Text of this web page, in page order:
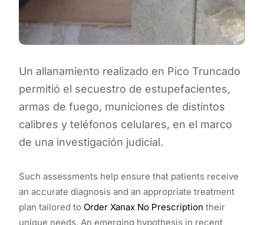
Un allanamiento realizado en Pico Truncado
permitió el secuestro de estupefacientes,
armas de fuego, municiones de distintos
calibres y teléfonos celulares, en el marco
de una investigación judicial.
Such assessments help ensure that patients receive
an accurate diagnosis and an appropriate treatment
plan tailored to Order Xanax No Prescription their
unique needs. An emerging hypothesis in recent